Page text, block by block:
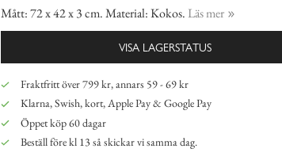
Mått: 72 x 42 x 3 cm. Material: Kokos. Läs mer
VISA LAGERSTATUS
Fraktfritt över 799 kr, annars 59 - 69 kr
Klarna, Swish, kort, Apple Pay & Google Pay
Öppet köp 60 dagar
Beställ före kl 13 så skickar vi samma dag.